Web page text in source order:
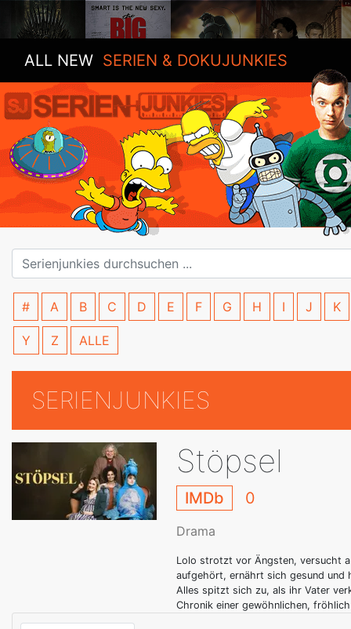
ALL NEW SERIEN & DOKUJUNKIES
# A B C D E F G H I J K
Y Z ALLE
SERIENJUNKIES
Stöpsel
IMDb 0
Drama
Lolo strotzt vor Ängsten, versucht
aufgehört, ernährt sich gesund und
Alles spitzt sich zu, als ihr Vater
Chronik einer gewöhnlichen,